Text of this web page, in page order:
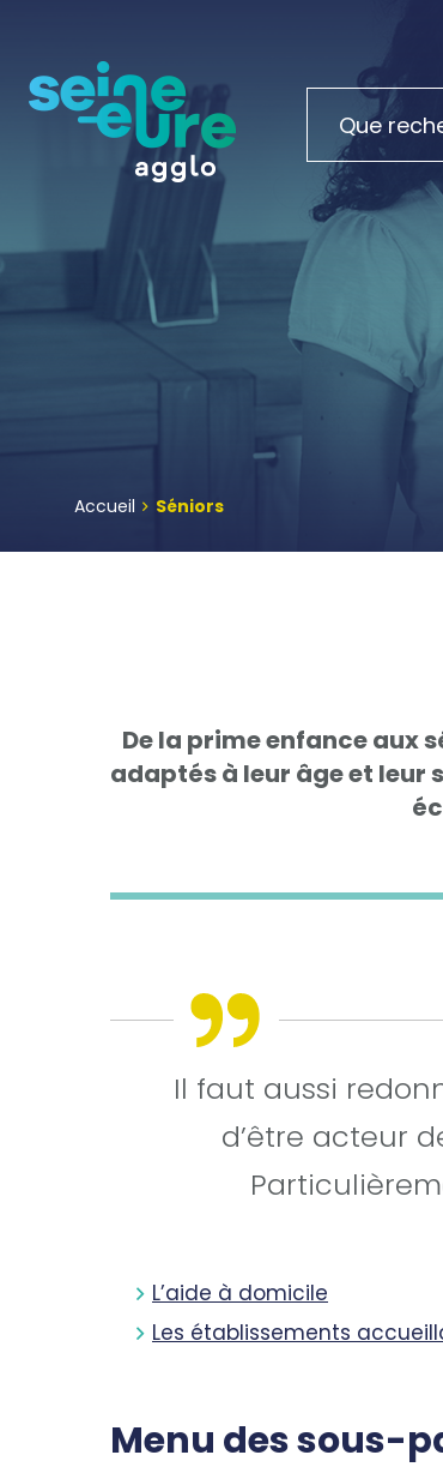
Accueil Séniors
De la prime enfance aux
adaptés à leur âge et
Il faut aussi
d’être acteur
L’aide à domicile
Les établissements
Menu des sous-